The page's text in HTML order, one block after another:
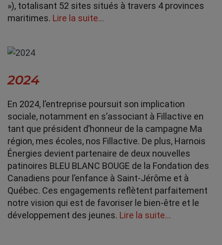
»), totalisant 52 sites situés à travers 4 provinces
maritimes. Lire la suite…
2024
En 2024, l’entreprise poursuit son implication
sociale, notamment en s’associant à Fillactive en
tant que président d’honneur de la campagne Ma
région, mes écoles, nos Fillactive. De plus, Harnois
Énergies devient partenaire de deux nouvelles
patinoires BLEU BLANC BOUGE de la Fondation des
Canadiens pour l’enfance à Saint-Jérôme et à
Québec. Ces engagements reflètent parfaitement
notre vision qui est de favoriser le bien-être et le
développement des jeunes. Lire la suite…